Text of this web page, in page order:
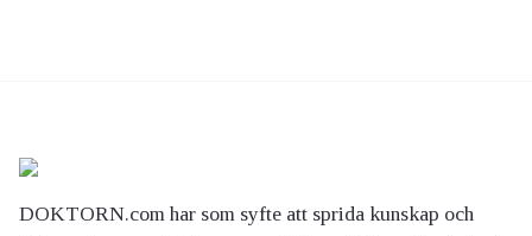
DOKTORN.com har som syfte att sprida kunskap och